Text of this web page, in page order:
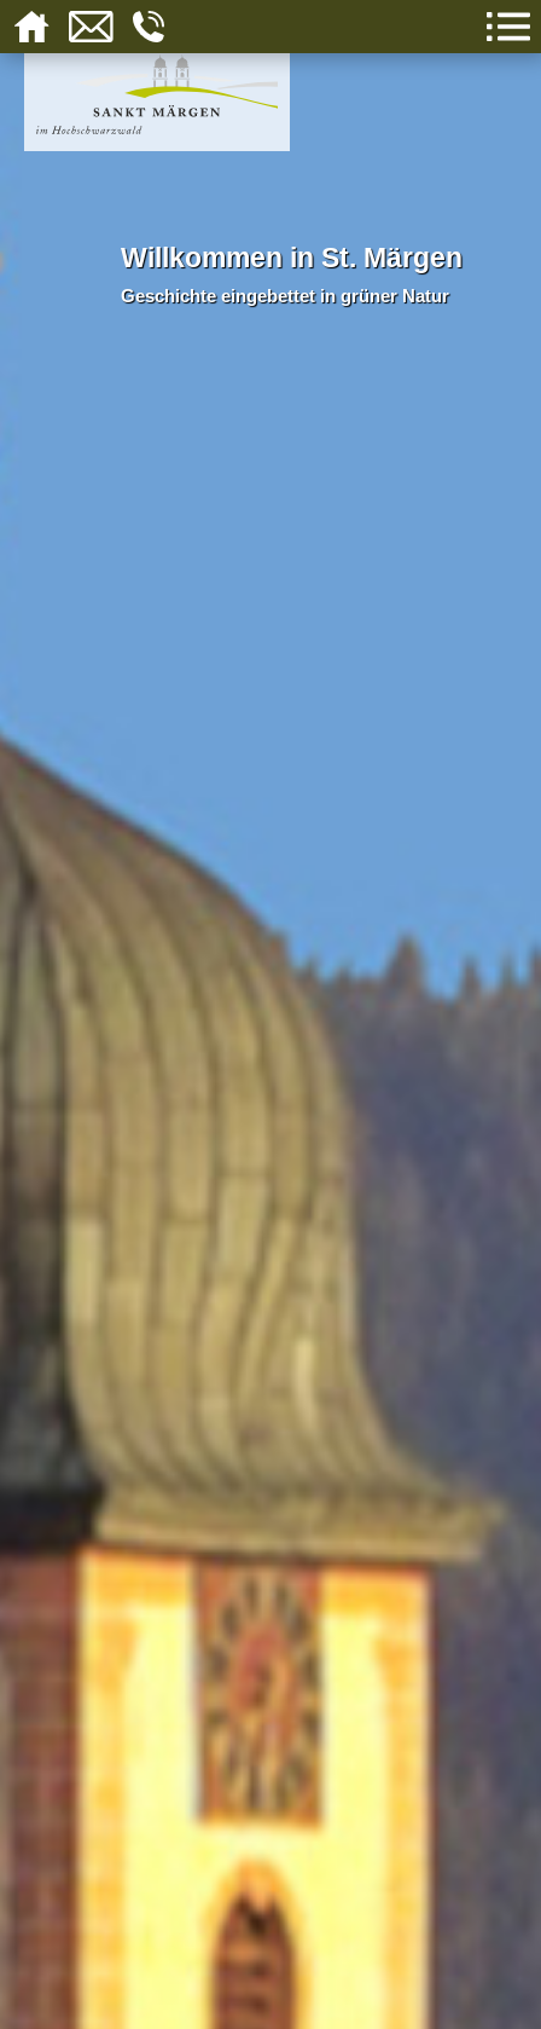
Willkommen in St. Märgen
Geschichte eingebettet in grüner Natur